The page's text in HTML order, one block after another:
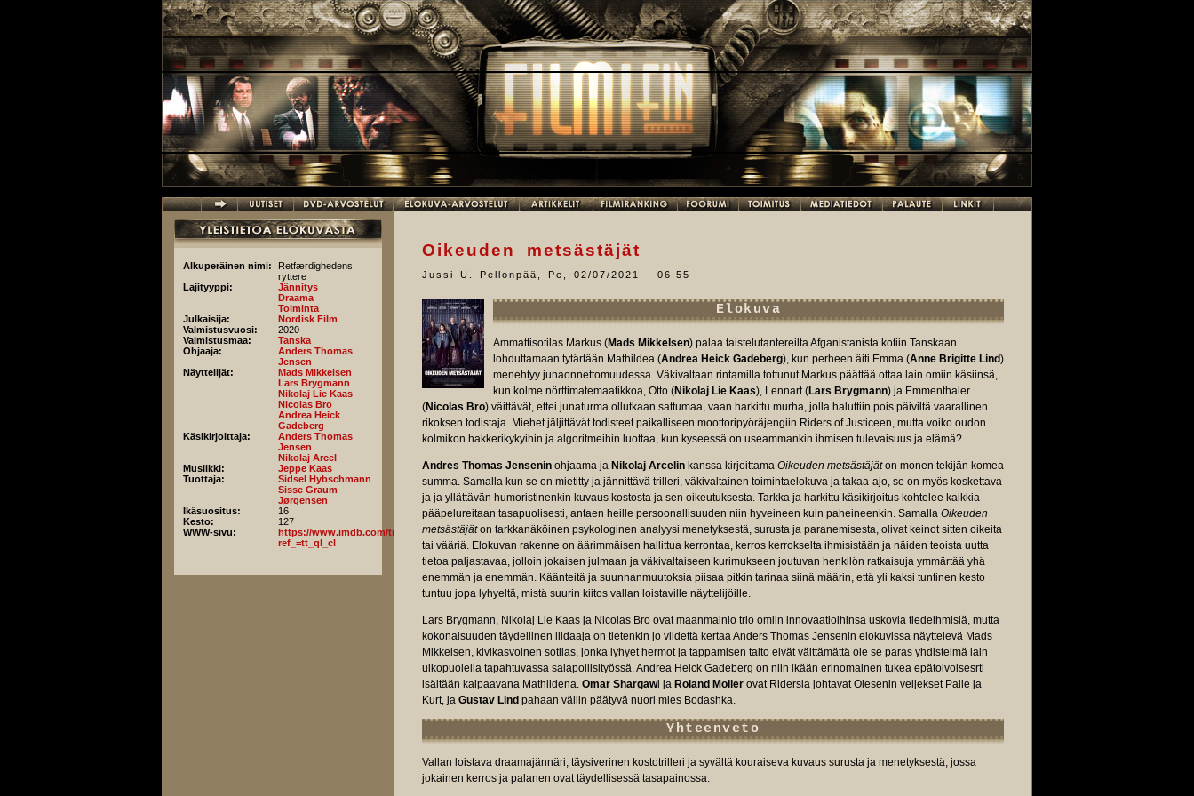
Alkuperäinen nimi:
Retfærdighedens
ryttere
Lajityyppi:
Jännitys
Draama
Toiminta
Julkaisija:
Nordisk Film
Valmistusvuosi:
2020
Valmistusmaa:
Tanska
Ohjaaja:
Anders Thomas
Jensen
Näyttelijät:
Mads Mikkelsen
Lars Brygmann
Nikolaj Lie Kaas
Nicolas Bro
Andrea Heick
Gadeberg
Käsikirjoittaja:
Anders Thomas
Jensen
Nikolaj Arcel
Musiikki:
Jeppe Kaas
Tuottaja:
Sidsel Hybschmann
Sisse Graum
Jørgensen
Ikäsuositus:
16
Kesto:
127
WWW-sivu:
https://www.imdb.com/title/tt11655202/fullcredits/?
ref_=tt_ql_cl
Oikeuden metsästäjät
Jussi U. Pellonpää Pe, 02/07/2021 - 06:55
Elokuva
Ammattisotilas Markus (Mads Mikkelsen) palaa taistelutantereilta Afganistanista kotiin Tanskaan
lohduttamaan tytärtään Mathildea (Andrea Heick Gadeberg), kun perheen äiti Emma (Anne Brigitte Lind)
menehtyy junaonnettomuudessa. Väkivaltaan rintamilla tottunut Markus päättää ottaa lain omiin käsiinsä,
kun kolme nörttimatemaatikkoa, Otto (Nikolaj Lie Kaas), Lennart (Lars Brygmann) ja Emmenthaler
(Nicolas Bro) väittävät, ettei junaturma ollutkaan sattumaa, vaan harkittu murha, jolla haluttiin pois päiviltä vaarallinen
rikoksen todistaja. Miehet jäljittävät todisteet paikalliseen moottoripyöräjengiin Riders of Justiceen, mutta voiko oudon
kolmikon hakkerikykyihin ja algoritmeihin luottaa, kun kyseessä on useammankin ihmisen tulevaisuus ja elämä?
Andres Thomas Jensenin ohjaama ja Nikolaj Arcelin kanssa kirjoittama Oikeuden metsästäjäton monen tekijän komea
summa. Samalla kun se on mietitty ja jännittävä trilleri, väkivaltainen toimintaelokuva ja takaa-ajo, se on myös koskettava
ja ja yllättävän humoristinenkin kuvaus kostosta ja sen oikeutuksesta. Tarkka ja harkittu käsikirjoitus kohtelee kaikkia
pääpelureitaan tasapuolisesti, antaen heille persoonallisuuden niin hyveineen kuin paheineenkin. Samalla Oikeuden
metsästäjäton tarkkanäköinen psykologinen analyysi menetyksestä, surusta ja paranemisesta, olivat keinot sitten oikeita
tai vääriä. Elokuvan rakenne on äärimmäisen hallittua kerrontaa, kerros kerrokselta ihmisistään ja näiden teoista uutta
tietoa paljastavaa, jolloin jokaisen julmaan ja väkivaltaiseen kurimukseen joutuvan henkilön ratkaisuja ymmärtää yhä
enemmän ja enemmän. Käänteitä ja suunnanmuutoksia piisaa pitkin tarinaa siinä määrin, että yli kaksi tuntinen kesto
tuntuu jopa lyhyeltä, mistä suurin kiitos vallan loistaville näyttelijöille.
Lars Brygmann, Nikolaj Lie Kaas ja Nicolas Bro ovat maanmainio trio omiin innovaatioihinsa uskovia tiedeihmisiä, mutta
kokonaisuuden täydellinen liidaaja on tietenkin jo viidettä kertaa Anders Thomas Jensenin elokuvissa näyttelevä Mads
Mikkelsen, kivikasvoinen sotilas, jonka lyhyet hermot ja tappamisen taito eivät välttämättä ole se paras yhdistelmä lain
ulkopuolella tapahtuvassa salapoliisityössä. Andrea Heick Gadeberg on niin ikään erinomainen tukea epätoivoisesrti
isältään kaipaavana Mathildena. Omar Shargawi ja Roland Moller ovat Ridersia johtavat Olesenin veljekset Palle ja
Kurt, ja Gustav Lind pahaan väliin päätyvä nuori mies Bodashka.
Yhteenveto
Vallan loistava draamajännäri, täysiverinen kostotrilleri ja syvältä kouraiseva kuvaus surusta ja menetyksestä, jossa
jokainen kerros ja palanen ovat täydellisessä tasapainossa.